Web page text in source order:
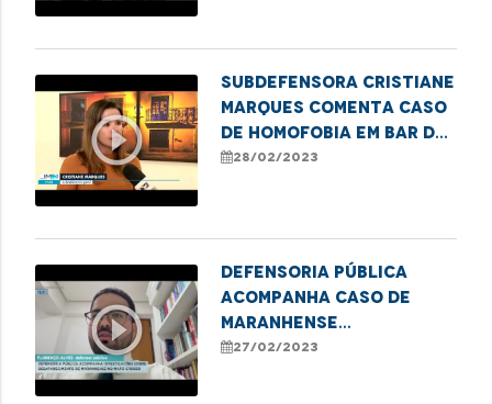
play_circle_outline
Subdefensora Cristiane
Marques comenta caso
de homofobia em bar da
Litorânea
28/02/2023
play_circle_outline
Defensoria pública
acompanha caso de
maranhense
desaparecido em Campo
27/02/2023